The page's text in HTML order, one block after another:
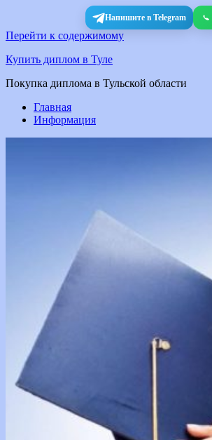
Напишите в Telegram
Перейти к содержимому
Купить диплом в Туле
Покупка диплома в Тульской области
Главная
Информация